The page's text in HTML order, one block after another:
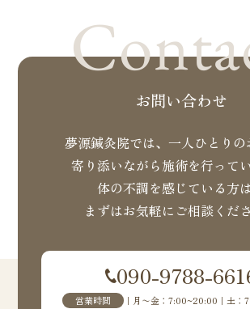
お問い合わせ
夢源鍼灸院では、一人ひとりの
寄り添いながら施術を行ってい
体の不調を感じている方は
まずはお気軽にご相談くださ
090-9788-
営業時間 ｜月〜金：7:00~20:00｜土：